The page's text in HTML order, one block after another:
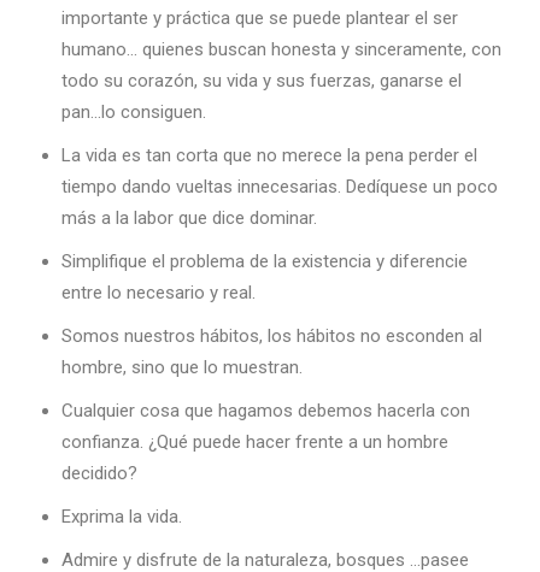
importante y práctica que se puede plantear el ser
humano… quienes buscan honesta y sinceramente, con
todo su corazón, su vida y sus fuerzas, ganarse el
pan…lo consiguen.
La vida es tan corta que no merece la pena perder el
tiempo dando vueltas innecesarias. Dedíquese un poco
más a la labor que dice dominar.
Simplifique el problema de la existencia y diferencie
entre lo necesario y real.
Somos nuestros hábitos, los hábitos no esconden al
hombre, sino que lo muestran.
Cualquier cosa que hagamos debemos hacerla con
confianza. ¿Qué puede hacer frente a un hombre
decidido?
Exprima la vida.
Admire y disfrute de la naturaleza, bosques …pasee